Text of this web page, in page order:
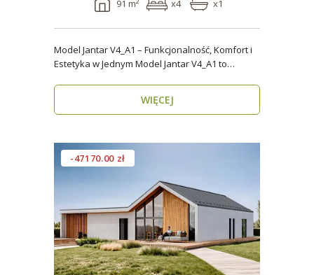
91 m² x4 x1
Model Jantar V4_A1 – Funkcjonalność, Komfort i
Estetyka w Jednym Model Jantar V4_A1 to
WIĘCEJ
-47170.00 zł